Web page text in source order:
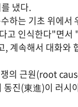
냈다.
하는 기초 위에서
고 인식한다"면서
, 계속해서 대화와
의 근원(root
동진(東進)이 러시